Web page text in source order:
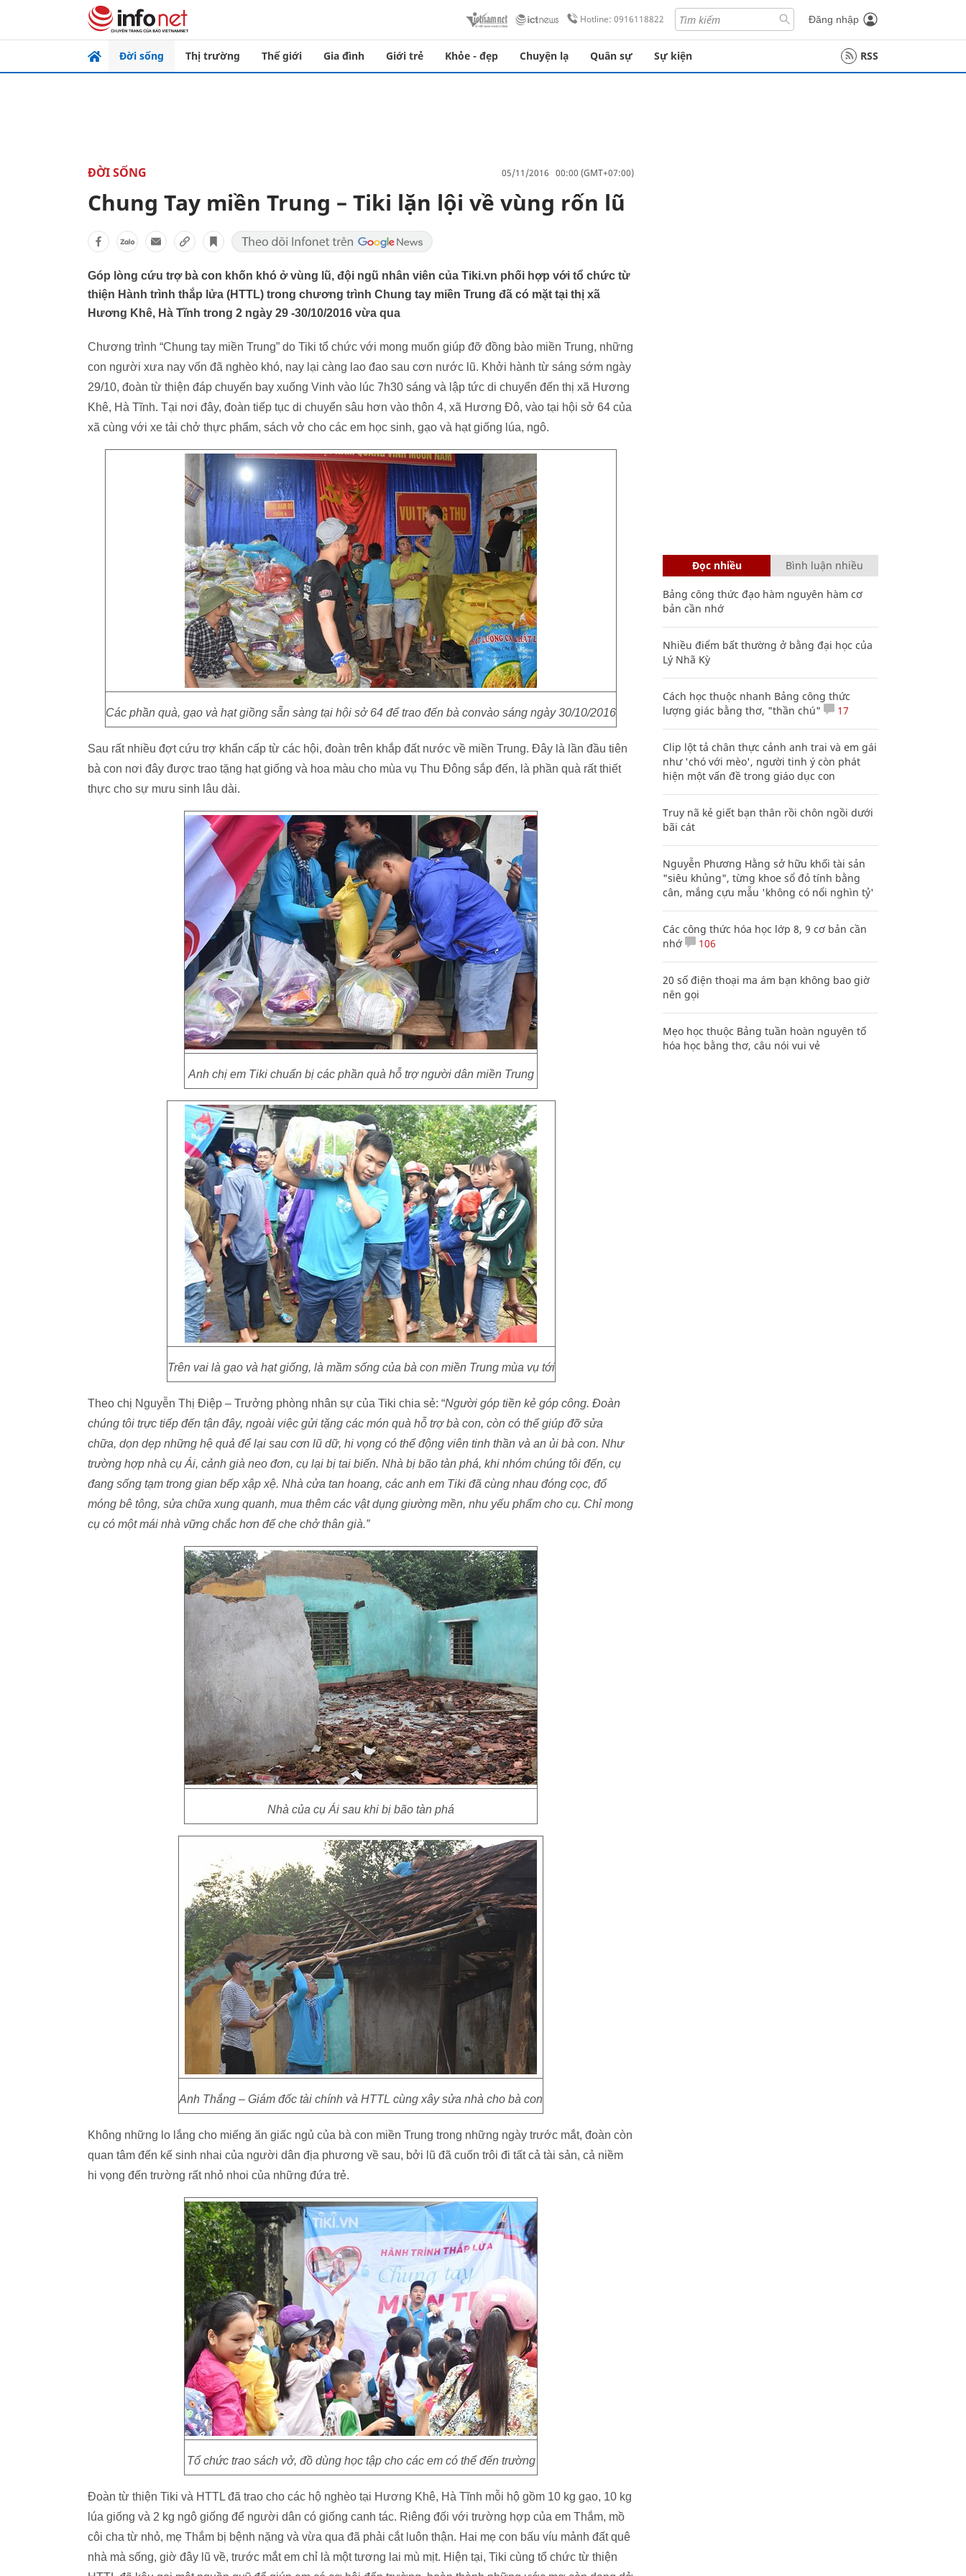
Hotline: 0916118822 Đăng nhập
Đời sống Thị trường Thế giới Gia đình Giới trẻ Khỏe - đẹp Chuyện lạ Quân sự Sự kiện RSS
ĐỜI SỐNG 05/11/2016 00:00 (GMT+07:00)
Chung Tay miền Trung – Tiki lặn lội về vùng rốn lũ
Góp lòng cứu trợ bà con khốn khó ở vùng lũ, đội ngũ nhân viên của Tiki.vn phối hợp với tổ chức từ
thiện Hành trình thắp lửa (HTTL) trong chương trình Chung tay miền Trung đã có mặt tại thị xã
Hương Khê, Hà Tĩnh trong 2 ngày 29 -30/10/2016 vừa qua
Chương trình “Chung tay miền Trung” do Tiki tổ chức với mong muốn giúp đỡ đồng bào miền Trung, những
con người xưa nay vốn đã nghèo khó, nay lại càng lao đao sau cơn nước lũ. Khởi hành từ sáng sớm ngày
29/10, đoàn từ thiện đáp chuyến bay xuống Vinh vào lúc 7h30 sáng và lập tức di chuyển đến thị xã Hương
Khê, Hà Tĩnh. Tại nơi đây, đoàn tiếp tục di chuyển sâu hơn vào thôn 4, xã Hương Đô, vào tại hội sở 64 của
xã cùng với xe tải chở thực phẩm, sách vở cho các em học sinh, gạo và hạt giống lúa, ngô.
Các phần quà, gạo và hạt giồng sẵn sàng tại hội sở 64 để trao đến bà convào sáng ngày 30/10/2016
Sau rất nhiều đợt cứu trợ khẩn cấp từ các hội, đoàn trên khắp đất nước về miền Trung. Đây là lần đầu tiên
bà con nơi đây được trao tặng hạt giống và hoa màu cho mùa vụ Thu Đông sắp đến, là phần quà rất thiết
thực cho sự mưu sinh lâu dài.
Anh chị em Tiki chuẩn bị các phần quà hỗ trợ người dân miền Trung
Trên vai là gạo và hạt giống, là mầm sống của bà con miền Trung mùa vụ tới
Theo chị Nguyễn Thị Điệp – Trưởng phòng nhân sự của Tiki chia sẻ: “Người góp tiền kẻ góp công. Đoàn
chúng tôi trực tiếp đến tận đây, ngoài việc gửi tặng các món quà hỗ trợ bà con, còn có thể giúp đỡ sửa
chữa, dọn dẹp những hệ quả để lại sau cơn lũ dữ, hi vọng có thể động viên tinh thần và an ủi bà con. Như
trường hợp nhà cụ Ái, cảnh già neo đơn, cụ lại bị tai biến. Nhà bị bão tàn phá, khi nhóm chúng tôi đến, cụ
đang sống tạm trong gian bếp xập xệ. Nhà cửa tan hoang, các anh em Tiki đã cùng nhau đóng cọc, đổ
móng bê tông, sửa chữa xung quanh, mua thêm các vật dụng giường mền, nhu yếu phẩm cho cụ. Chỉ mong
cụ có một mái nhà vững chắc hơn để che chở thân già.”
Nhà của cụ Ái sau khi bị bão tàn phá
Anh Thắng – Giám đốc tài chính và HTTL cùng xây sửa nhà cho bà con
Không những lo lắng cho miếng ăn giấc ngủ của bà con miền Trung trong những ngày trước mắt, đoàn còn
quan tâm đến kế sinh nhai của người dân địa phương về sau, bởi lũ đã cuốn trôi đi tất cả tài sản, cả niềm
hi vọng đến trường rất nhỏ nhoi của những đứa trẻ.
Tổ chức trao sách vở, đồ dùng học tập cho các em có thể đến trường
Đoàn từ thiện Tiki và HTTL đã trao cho các hộ nghèo tại Hương Khê, Hà Tĩnh mỗi hộ gồm 10 kg gạo, 10 kg
lúa giống và 2 kg ngô giống để người dân có giống canh tác. Riêng đối với trường hợp của em Thắm, mồ
côi cha từ nhỏ, mẹ Thắm bị bệnh nặng và vừa qua đã phải cắt luôn thận. Hai mẹ con bấu víu mảnh đất quê
nhà mà sống, giờ đây lũ về, trước mắt em chỉ là một tương lai mù mịt. Hiện tại, Tiki cùng tổ chức từ thiện
Đọc nhiều Bình luận nhiều
Bảng công thức đạo hàm nguyên hàm cơ
bản cần nhớ
Nhiều điểm bất thường ở bằng đại học của
Lý Nhã Kỳ
Cách học thuộc nhanh Bảng công thức
lượng giác bằng thơ, "thần chú"
17
Clip lột tả chân thực cảnh anh trai và em gái
như 'chó với mèo', người tinh ý còn phát
hiện một vấn đề trong giáo dục con
Truy nã kẻ giết bạn thân rồi chôn ngồi dưới
bãi cát
Nguyễn Phương Hằng sở hữu khối tài sản
"siêu khủng", từng khoe sổ đỏ tính bằng
cân, mắng cựu mẫu 'không có nổi nghìn tỷ'
Các công thức hóa học lớp 8, 9 cơ bản cần
nhớ
106
20 số điện thoại ma ám bạn không bao giờ
nên gọi
Mẹo học thuộc Bảng tuần hoàn nguyên tố
hóa học bằng thơ, câu nói vui vẻ